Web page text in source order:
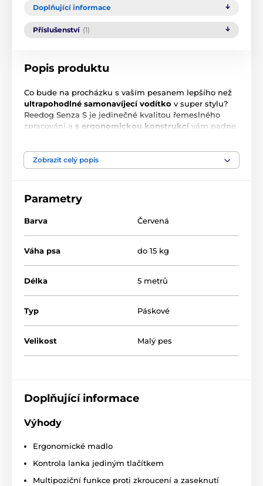
Doplňující informace
Příslušenství (1)
Popis produktu
Co bude na procházku s vaším pesanem lepšího než
ultrapohodlné samonavíjecí vodítko v super stylu?
Reedog Senza S je jedinečné kvalitou řemeslného
zpracování a s ergonomickou konstrukcí vám padne
zajistíte3 mody brzdy
Výrobek je od české značky!
Pro psy s váhou do 15 kg.
Hlavní funkce:
Intuitivní ovládání jediným tlačítkem
Multi poziční páska proti zamotání
3 režimy zabrždění
Konstrukce pro plynulé navíjení pásky
Extra pevná páska
Pevná chromovaná karabina
anglický buldok
Zobrazit celý popis
Parametry
Barva Červená
Váha psa do 15 kg
Délka 5 metrů
Typ Páskové
Velikost Malý pes
Doplňující informace
Výhody
Ergonomické madlo
Kontrola lanka jediným tlačítkem
Multipoziční funkce proti zkroucení a zaseknutí